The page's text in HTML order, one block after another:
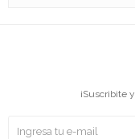
¡Suscribite